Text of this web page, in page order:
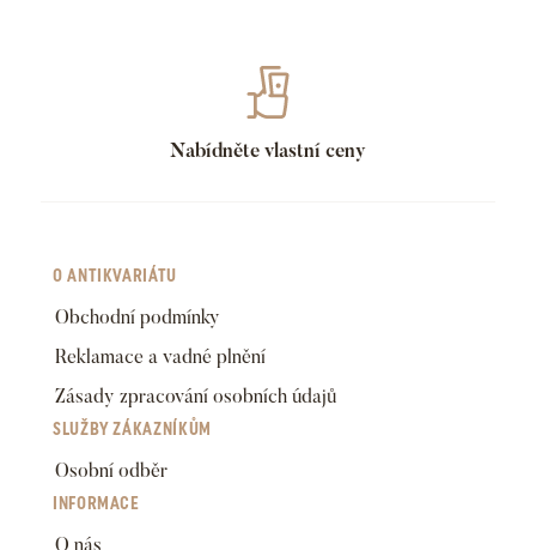
Nabídněte vlastní ceny
O ANTIKVARIÁTU
Obchodní podmínky
Reklamace a vadné plnění
Zásady zpracování osobních údajů
SLUŽBY ZÁKAZNÍKŮM
Osobní odběr
INFORMACE
O nás